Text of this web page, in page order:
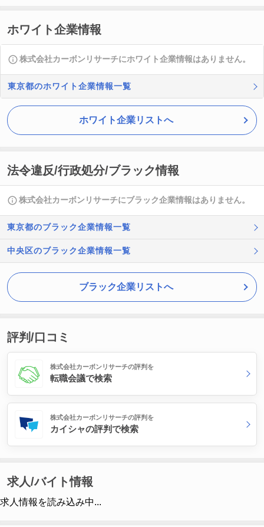
ホワイト企業情報
株式会社カーボンリサーチにホワイト企業情報はありません。
東京都のホワイト企業情報一覧
ホワイト企業リストへ
法令違反/行政処分/ブラック情報
株式会社カーボンリサーチにブラック企業情報はありません。
東京都のブラック企業情報一覧
中央区のブラック企業情報一覧
ブラック企業リストへ
評判/口コミ
株式会社カーボンリサーチの評判を
転職会議で検索
株式会社カーボンリサーチの評判を
カイシャの評判で検索
求人/バイト情報
求人情報を読み込み中...